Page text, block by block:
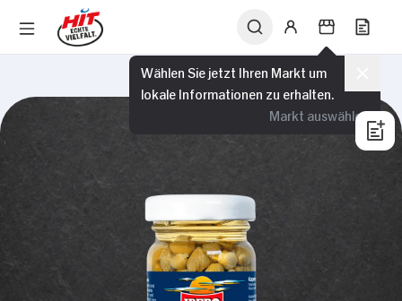
Wählen Sie jetzt Ihren Markt um
lokale Informationen zu erhalten.
Markt auswählen